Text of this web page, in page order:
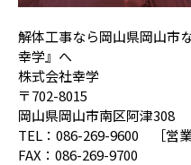
解体工事なら岡山県岡山市
幸学』へ
株式会社幸学
〒702-8015
岡山県岡山市南区阿津308
TEL：086-269-9600 ［営業
FAX：086-269-9700